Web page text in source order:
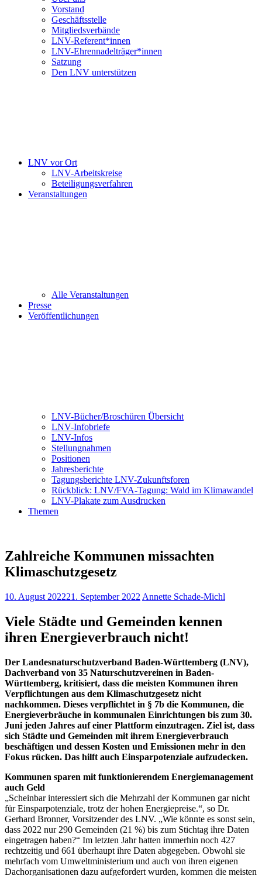
Vorstand
Geschäftsstelle
Mitgliedsverbände
LNV-Referent*innen
LNV-Ehrennadelträger*innen
Satzung
Den LNV unterstützen
LNV vor Ort
LNV-Arbeitskreise
Beteiligungsverfahren
Veranstaltungen
Alle Veranstaltungen
Presse
Veröffentlichungen
LNV-Bücher/Broschüren Übersicht
LNV-Infobriefe
LNV-Infos
Stellungnahmen
Positionen
Jahresberichte
Tagungsberichte LNV-Zukunftsforen
Rückblick: LNV/FVA-Tagung: Wald im Klimawandel
LNV-Plakate zum Ausdrucken
Themen
Zahlreiche Kommunen missachten
Klimaschutzgesetz
10. August 202221. September 2022 Annette Schade-Michl
Viele Städte und Gemeinden kennen
ihren Energieverbrauch nicht!
Der Landesnaturschutzverband Baden-Württemberg (LNV),
Dachverband von 35 Naturschutzvereinen in Baden-
Württemberg, kritisiert, dass die meisten Kommunen ihren
Verpflichtungen aus dem Klimaschutzgesetz nicht
nachkommen. Dieses verpflichtet in § 7b die Kommunen, die
Energieverbräuche in kommunalen Einrichtungen bis zum 30.
Juni jeden Jahres auf einer Plattform einzutragen. Ziel ist, dass
sich Städte und Gemeinden mit ihrem Energieverbrauch
beschäftigen und dessen Kosten und Emissionen mehr in den
Fokus rücken. Das hilft auch Einsparpotenziale aufzudecken.
Kommunen sparen mit funktionierendem Energiemanagement
auch Geld
„Scheinbar interessiert sich die Mehrzahl der Kommunen gar nicht
für Einsparpotenziale, trotz der hohen Energiepreise.“, so Dr.
Gerhard Bronner, Vorsitzender des LNV. „Wie könnte es sonst sein,
dass 2022 nur 290 Gemeinden (21 %) bis zum Stichtag ihre Daten
eingetragen haben?“ Im letzten Jahr hatten immerhin noch 427
rechtzeitig und 661 überhaupt ihre Daten abgegeben. Obwohl sie
mehrfach vom Umweltministerium und auch von ihren eigenen
Dachorganisationen dazu aufgefordert wurden, kommen die meisten